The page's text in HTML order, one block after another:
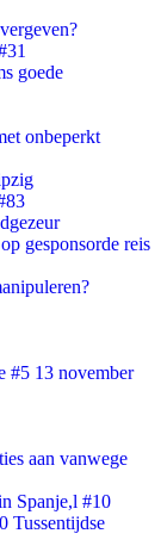
goede
onbeperkt
gesponsorde reis
#5 13 november
aan vanwege
Spanje,l #10
Tussentijdse